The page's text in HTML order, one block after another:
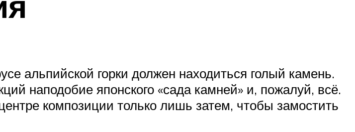
альпийской горки должен находиться голый камень.
наподобие японского «сада камней» и, пожалуй, всё.
композиции только лишь затем, чтобы замостить